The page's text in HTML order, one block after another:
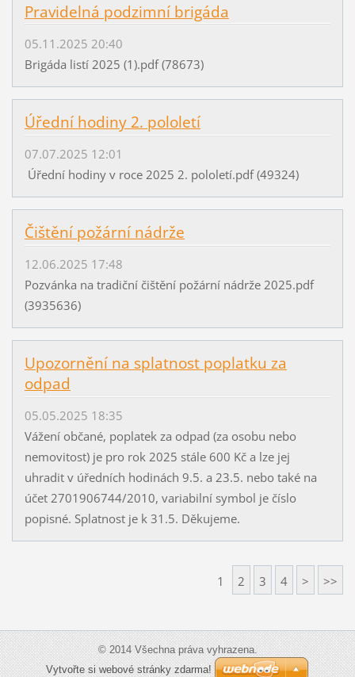
Pravidelná podzimní brigáda
05.11.2025 20:40
Brigáda listí 2025 (1).pdf (78673)
Úřední hodiny 2. pololetí
07.07.2025 12:01
Úřední hodiny v roce 2025 2. pololetí.pdf (49324)
Čištění požární nádrže
12.06.2025 17:48
Pozvánka na tradiční čištění požární nádrže 2025.pdf
(3935636)
Upozornění na splatnost poplatku za
odpad
05.05.2025 18:35
Vážení občané, poplatek za odpad (za osobu nebo
nemovitost) je pro rok 2025 stále 600 Kč a lze jej
uhradit v úředních hodinách 9.5. a 23.5. nebo také na
účet 2701906744/2010, variabilní symbol je číslo
popisné. Splatnost je k 31.5. Děkujeme.
1 2 3 4 > >>
© 2014 Všechna práva vyhrazena.
Vytvořte si webové stránky zdarma!